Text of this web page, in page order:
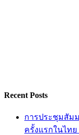
Recent Posts
การประชุมสัม
ครั้งแรกในไทย